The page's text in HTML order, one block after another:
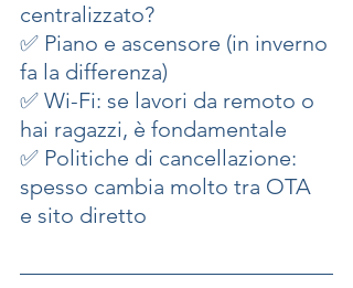
centralizzato?
✅ Piano e ascensore (in inverno
fa la differenza)
✅ Wi-Fi: se lavori da remoto o
hai ragazzi, è fondamentale
✅ Politiche di cancellazione:
spesso cambia molto tra OTA
e sito diretto